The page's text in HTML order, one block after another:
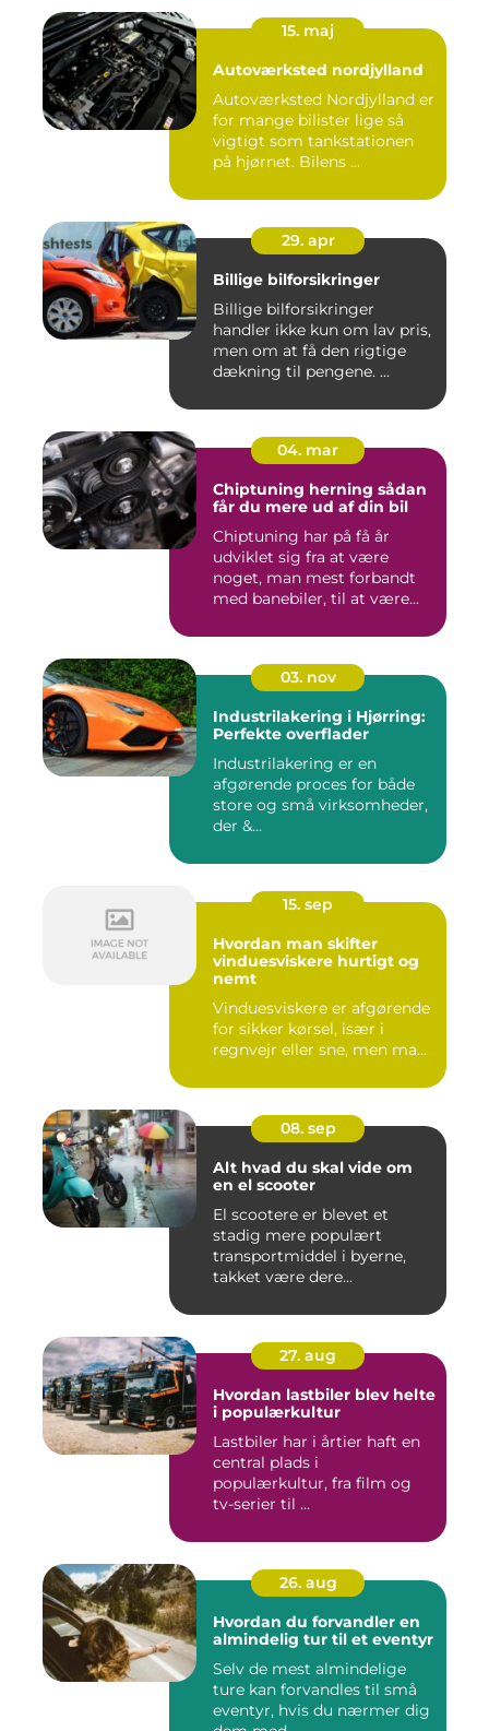
15. maj
Autoværksted nordjylland
Autoværksted Nordjylland er
for mange bilister lige så
vigtigt som tankstationen
på hjørnet. Bilens ...
29. apr
Billige bilforsikringer
Billige bilforsikringer
handler ikke kun om lav pris,
men om at få den rigtige
dækning til pengene. ...
04. mar
Chiptuning herning sådan
får du mere ud af din bil
Chiptuning har på få år
udviklet sig fra at være
noget, man mest forbandt
med banebiler, til at være...
03. nov
Industrilakering i Hjørring:
Perfekte overflader
Industrilakering er en
afgørende proces for både
store og små virksomheder,
der &...
15. sep
Hvordan man skifter
vinduesviskere hurtigt og
nemt
Vinduesviskere er afgørende
for sikker kørsel, især i
regnvejr eller sne, men ma...
08. sep
Alt hvad du skal vide om
en el scooter
El scootere er blevet et
stadig mere populært
transportmiddel i byerne,
takket være dere...
27. aug
Hvordan lastbiler blev helte
i populærkultur
Lastbiler har i årtier haft en
central plads i
populærkultur, fra film og
tv-serier til ...
26. aug
Hvordan du forvandler en
almindelig tur til et eventyr
Selv de mest almindelige
ture kan forvandles til små
eventyr, hvis du nærmer dig